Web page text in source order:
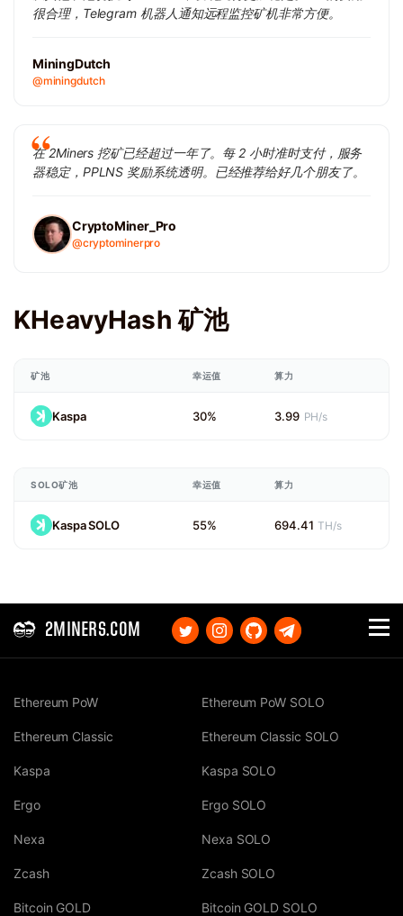
很合理，Telegram 机器人通知远程监控矿机非常方便。
MiningDutch
@miningdutch
在 2Miners 挖矿已经超过一年了。每 2 小时准时支付，服务
器稳定，PPLNS 奖励系统透明。已经推荐给好几个朋友了。
CryptoMiner_Pro
@cryptominerpro
KHeavyHash 矿池
矿池 幸运值 算力
Kaspa 30% 3.99 PH/s
SOLO矿池 幸运值 算力
Kaspa SOLO 55% 694.41 TH/s
2MINERS.COM
Ethereum PoW
Ethereum Classic
Kaspa
Ergo
Nexa
Zcash
Bitcoin GOLD
Ethereum PoW SOLO
Ethereum Classic SOLO
Kaspa SOLO
Ergo SOLO
Nexa SOLO
Zcash SOLO
Bitcoin GOLD SOLO